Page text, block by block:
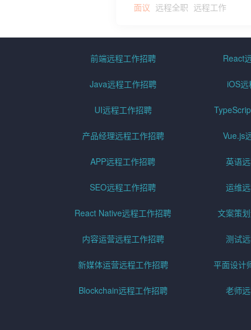
面议 远程全职 远程工作
前端远程工作招聘 React
Java远程工作招聘 iOS
UI远程工作招聘
产品经理远程工作招聘 Vue.js
APP远程工作招聘 英语
SEO远程工作招聘 运维
React Native远程工作招聘 文案策
内容运营远程工作招聘 测试
新媒体运营远程工作招聘 平面设计
Blockchain远程工作招聘 老师